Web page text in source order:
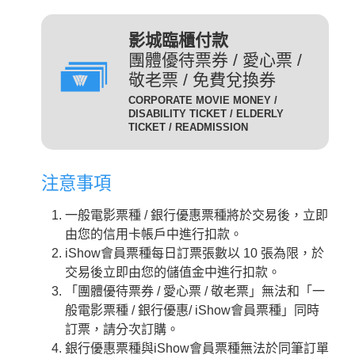
輔12級/PG12(簡稱 輔12級)：未滿十二歲不得觀賞。
輔15級/PG15(簡稱 輔15級)：未滿十五歲不得觀賞。
本公司網站所列電影介紹裡，皆可看到每一部影片的
正確級數。
購票及取票時請依照分級制度出示觀賞電影者年齡符
合之證明文件。
件者須補費至全票金額。
適用對象：具學生、軍警、
路取票時，須出示相關證件
方能享有票價優惠。 持優
惠票進場驗票時，請備有效
儲值金會員票
iShow會員以儲值金消費付
款即可享會員票價，每日限
10張。
星展一般
卡平日
2D
需持有任何一種星展信用卡
之顧客才可選擇此票種，每
(3D 數位)(3D DIG)
為數位放映設備播放的3D立
體版影片，需配戴3D立體眼
鏡才能獲得3D效果。
GC
GC數位(GC DIG)/
GC 3D 數位(GC 3D DIG)
為威秀影城特殊影廳『Gold
Class頂級影廳』播放的電
頂級影廳』設有專業酒吧提供
各式調酒與現做精緻料理，影
廳內座椅採進口豪華舒適沙發
座椅，觀眾可依喜好調整角
度，並由專人將餐點送至座席
中。
是以數位IMAX技術播放的影
影城臨櫃付款
團體優待票券 / 愛心票 /
敬老票 / 免費兌換券
CORPORATE MOVIE MONEY /
DISABILITY TICKET / ELDERLY
TICKET / READMISSION
注意事項
一般電影票種 / 銀行優惠票種將於交易後，立即
由您的信用卡帳戶中進行扣款。
iShow會員票種每日訂票張數以 10 張為限，於
交易後立即由您的儲值金中進行扣款。
「團體優待票券 / 愛心票 / 敬老票」無法和「一
般電影票種 / 銀行優惠/ iShow會員票種」同時
訂票，請分次訂購。
銀行優惠票種與iShow會員票種無法於同筆訂單